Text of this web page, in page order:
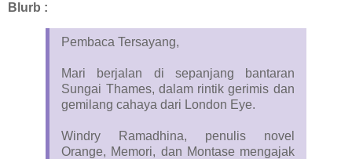
Blurb :
Pembaca Tersayang,
Mari berjalan di sepanjang bantaran
Sungai Thames, dalam rintik gerimis dan
gemilang cahaya dari London Eye.
Windry Ramadhina, penulis novel
Orange, Memori, dan Montase mengajak